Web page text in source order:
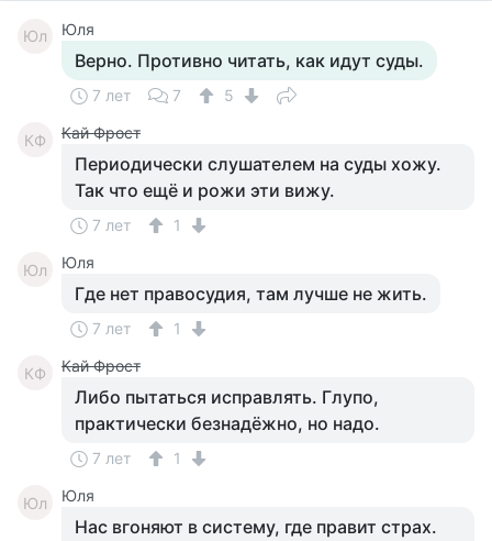
Юл Юля
Верно. Противно читать, как идут суды.
7 лет 7 5
КФ Кай Фрост
Периодически слушателем на суды хожу.
Так что ещё и рожи эти вижу.
7 лет 1
Юл Юля
Где нет правосудия, там лучше не жить.
7 лет 1
КФ Кай Фрост
Либо пытаться исправлять. Глупо,
практически безнадёжно, но надо.
7 лет 1
Юл Юля
Нас вгоняют в систему, где правит страх.